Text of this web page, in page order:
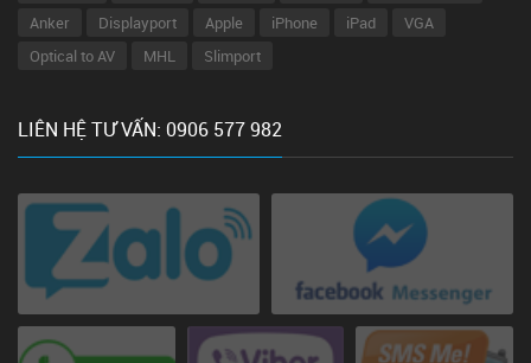
Anker
Displayport Apple iPhone iPad
VGA
Optical to AV
MHL Slimport
LIÊN HỆ TƯ VẤN: 0906 577 982